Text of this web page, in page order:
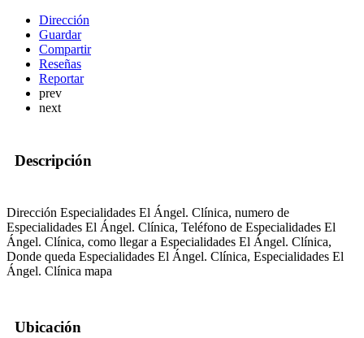
Dirección
Guardar
Compartir
Reseñas
Reportar
prev
next
Descripción
Dirección Especialidades El Ángel. Clínica, numero de
Especialidades El Ángel. Clínica, Teléfono de Especialidades El
Ángel. Clínica, como llegar a Especialidades El Ángel. Clínica,
Donde queda Especialidades El Ángel. Clínica, Especialidades El
Ángel. Clínica mapa
Ubicación